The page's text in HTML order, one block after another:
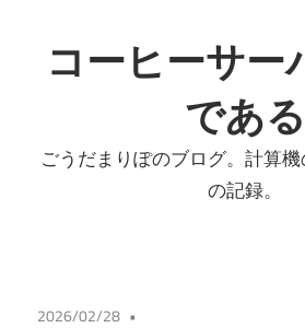
ン
テ
へ
コーヒーサー
である
ごうだまりぽのブログ。計算
の記録。
2026/02/28